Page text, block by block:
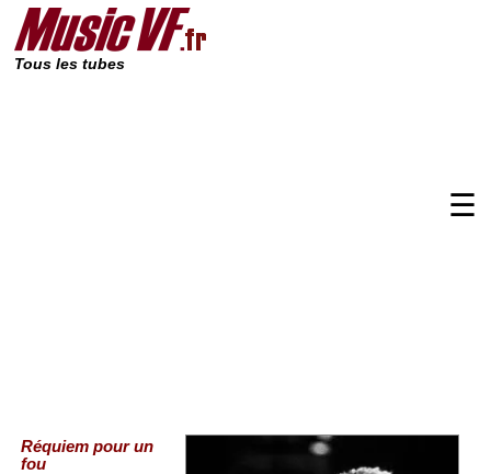
Tous les tubes
☰
Réquiem pour un
fou